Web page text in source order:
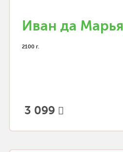
Иван да Марья
2100 г.
3 099